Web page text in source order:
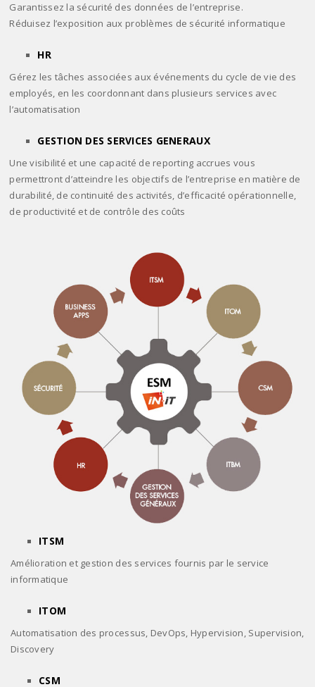
Garantissez la sécurité des données de l’entreprise.
Réduisez l’exposition aux problèmes de sécurité informatique
HR
Gérez les tâches associées aux événements du cycle de vie des
employés, en les coordonnant dans plusieurs services avec
l’automatisation
GESTION DES SERVICES GENERAUX
Une visibilité et une capacité de reporting accrues vous
permettront d’atteindre les objectifs de l’entreprise en matière de
durabilité, de continuité des activités, d’efficacité opérationnelle,
de productivité et de contrôle des coûts
ITSM
Amélioration et gestion des services fournis par le service
informatique
ITOM
Automatisation des processus, DevOps, Hypervision, Supervision,
Discovery
CSM